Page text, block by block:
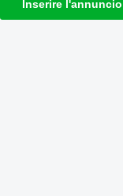
Inserire l'annuncio